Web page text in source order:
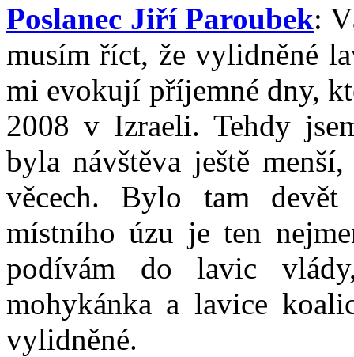
Poslanec Jiří Paroubek:
musím říct, že vylidněné
mi evokují příjemné dny,
2008 v Izraeli. Tehdy
byla návštěva ještě
věcech. Bylo tam devět
místního úzu je ten
podívám do lavic
mohykánka a lavice
vylidněné.